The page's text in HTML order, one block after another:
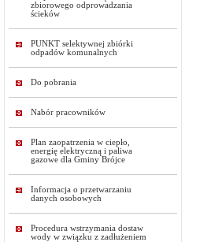
zbiorowego odprowadzania
ścieków
PUNKT selektywnej zbiórki
odpadów komunalnych
Do pobrania
Nabór pracowników
Plan zaopatrzenia w ciepło,
energię elektryczną i paliwa
gazowe dla Gminy Brójce
Informacja o przetwarzaniu
danych osobowych
Procedura wstrzymania dostaw
wody w związku z zadłużeniem